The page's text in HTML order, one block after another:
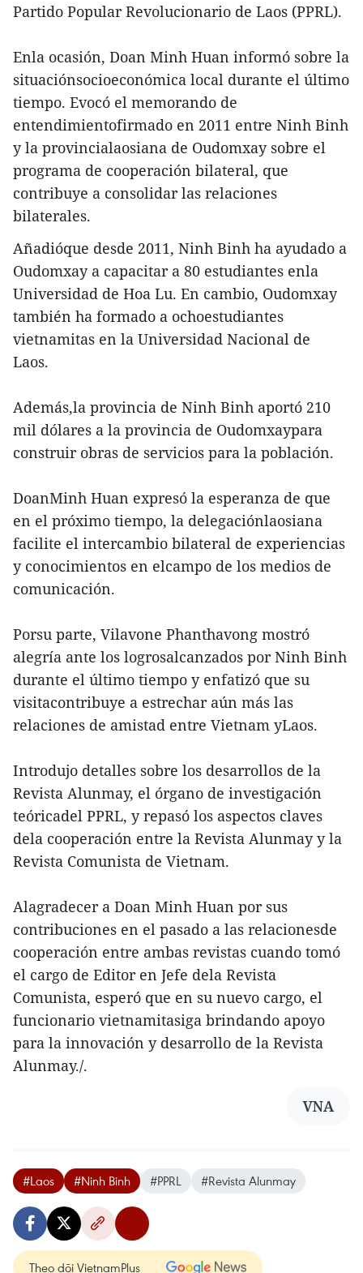
Partido Popular Revolucionario de Laos (PPRL).
Enla ocasión, Doan Minh Huan informó sobre la
situaciónsocioeconómica local durante el último
tiempo. Evocó el memorando de
entendimientofirmado en 2011 entre Ninh Binh
y la provincialaosiana de Oudomxay sobre el
programa de cooperación bilateral, que
contribuye a consolidar las relaciones
bilaterales.
Añadióque desde 2011, Ninh Binh ha ayudado a
Oudomxay a capacitar a 80 estudiantes enla
Universidad de Hoa Lu. En cambio, Oudomxay
también ha formado a ochoestudiantes
vietnamitas en la Universidad Nacional de
Laos.
Además,la provincia de Ninh Binh aportó 210
mil dólares a la provincia de Oudomxaypara
construir obras de servicios para la población.
DoanMinh Huan expresó la esperanza de que
en el próximo tiempo, la delegaciónlaosiana
facilite el intercambio bilateral de experiencias
y conocimientos en elcampo de los medios de
comunicación.
Porsu parte, Vilavone Phanthavong mostró
alegría ante los logrosalcanzados por Ninh Binh
durante el último tiempo y enfatizó que su
visitacontribuye a estrechar aún más las
relaciones de amistad entre Vietnam yLaos.
Introdujo detalles sobre los desarrollos de la
Revista Alunmay, el órgano de investigación
teóricadel PPRL, y repasó los aspectos claves
dela cooperación entre la Revista Alunmay y la
Revista Comunista de Vietnam.
Alagradecer a Doan Minh Huan por sus
contribuciones en el pasado a las relacionesde
cooperación entre ambas revistas cuando tomó
el cargo de Editor en Jefe dela Revista
Comunista, esperó que en su nuevo cargo, el
funcionario vietnamitasiga brindando apoyo
para la innovación y desarrollo de la Revista
Alunmay./.
VNA
#Laos #Ninh Binh #PPRL #Revista Alunmay
Theo dõi VietnamPlus